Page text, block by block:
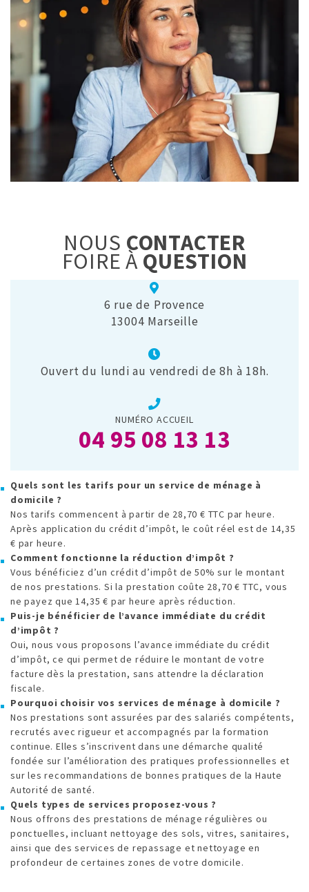
NOUS CONTACTER
FOIRE À QUESTION
6 rue de Provence
13004 Marseille
Ouvert du lundi au vendredi de 8h à 18h.
NUMÉRO ACCUEIL
04 95 08 13 13
Quels sont les tarifs pour un service de ménage à
domicile ?
Nos tarifs commencent à partir de 28,70 € TTC par heure.
Après application du crédit d’impôt, le coût réel est de 14,35
€ par heure.
Comment fonctionne la réduction d’impôt ?
Vous bénéficiez d’un crédit d’impôt de 50% sur le montant
de nos prestations. Si la prestation coûte 28,70 € TTC, vous
ne payez que 14,35 € par heure après réduction.
Puis-je bénéficier de l’avance immédiate du crédit
d’impôt ?
Oui, nous vous proposons l’avance immédiate du crédit
d’impôt, ce qui permet de réduire le montant de votre
facture dès la prestation, sans attendre la déclaration
fiscale.
Pourquoi choisir vos services de ménage à domicile ?
Nos prestations sont assurées par des salariés compétents,
recrutés avec rigueur et accompagnés par la formation
continue. Elles s’inscrivent dans une démarche qualité
fondée sur l’amélioration des pratiques professionnelles et
sur les recommandations de bonnes pratiques de la Haute
Autorité de santé.
Quels types de services proposez-vous ?
Nous offrons des prestations de ménage régulières ou
ponctuelles, incluant nettoyage des sols, vitres, sanitaires,
ainsi que des services de repassage et nettoyage en
profondeur de certaines zones de votre domicile.